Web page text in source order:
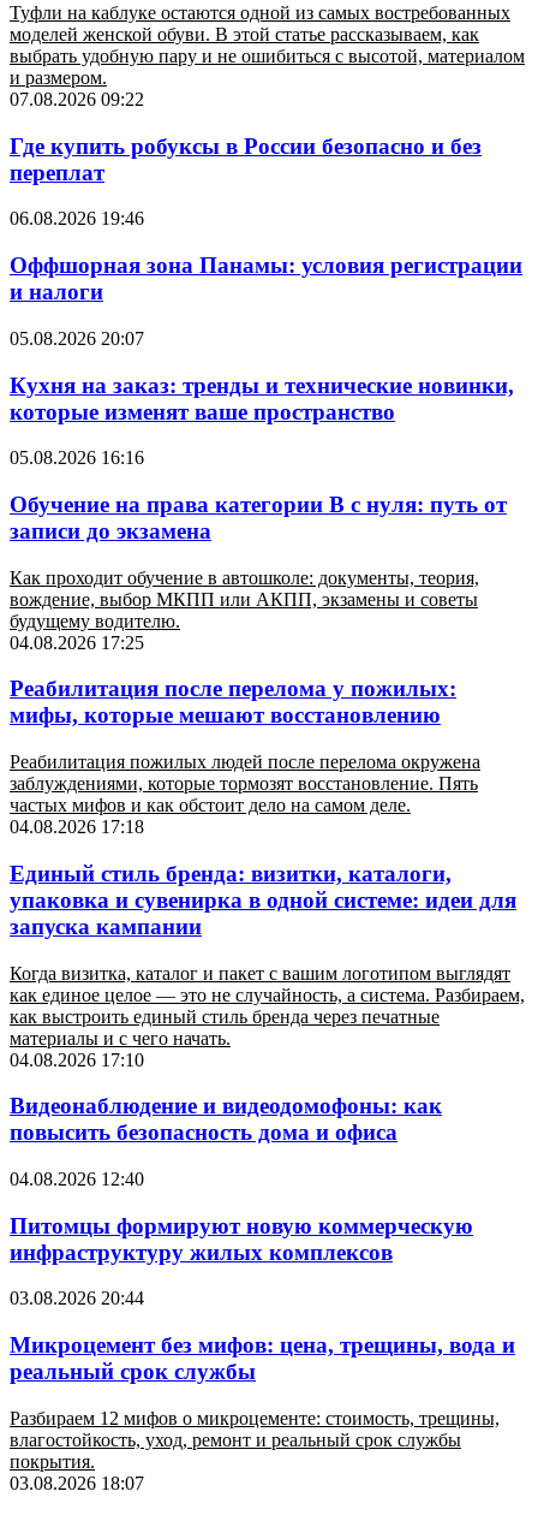
Туфли на каблуке остаются одной из самых востребованных
моделей женской обуви. В этой статье рассказываем, как
выбрать удобную пару и не ошибиться с высотой, материалом
и размером.
07.08.2026 09:22
Где купить робуксы в России безопасно и без
переплат
06.08.2026 19:46
Оффшорная зона Панамы: условия регистрации
и налоги
05.08.2026 20:07
Кухня на заказ: тренды и технические новинки,
которые изменят ваше пространство
05.08.2026 16:16
Обучение на права категории B с нуля: путь от
записи до экзамена
Как проходит обучение в автошколе: документы, теория,
вождение, выбор МКПП или АКПП, экзамены и советы
будущему водителю.
04.08.2026 17:25
Реабилитация после перелома у пожилых:
мифы, которые мешают восстановлению
Реабилитация пожилых людей после перелома окружена
заблуждениями, которые тормозят восстановление. Пять
частых мифов и как обстоит дело на самом деле.
04.08.2026 17:18
Единый стиль бренда: визитки, каталоги,
упаковка и сувенирка в одной системе: идеи для
запуска кампании
Когда визитка, каталог и пакет с вашим логотипом выглядят
как единое целое — это не случайность, а система. Разбираем,
как выстроить единый стиль бренда через печатные
материалы и с чего начать.
04.08.2026 17:10
Видеонаблюдение и видеодомофоны: как
повысить безопасность дома и офиса
04.08.2026 12:40
Питомцы формируют новую коммерческую
инфраструктуру жилых комплексов
03.08.2026 20:44
Микроцемент без мифов: цена, трещины, вода и
реальный срок службы
Разбираем 12 мифов о микроцементе: стоимость, трещины,
влагостойкость, уход, ремонт и реальный срок службы
покрытия.
03.08.2026 18:07